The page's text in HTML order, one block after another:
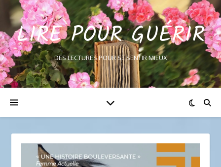
LIRE POUR GUÉRIR
DES LECTURES POUR SE SENTIR MIEUX